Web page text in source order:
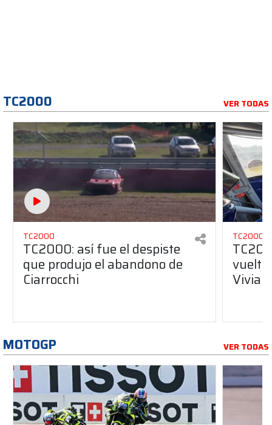
TC2000 VER TODAS
TC2000
TC2000: así fue el despiste
que produjo el abandono de
Ciarrocchi
TC2000
vuelta
Vivian
MOTOGP VER TODAS